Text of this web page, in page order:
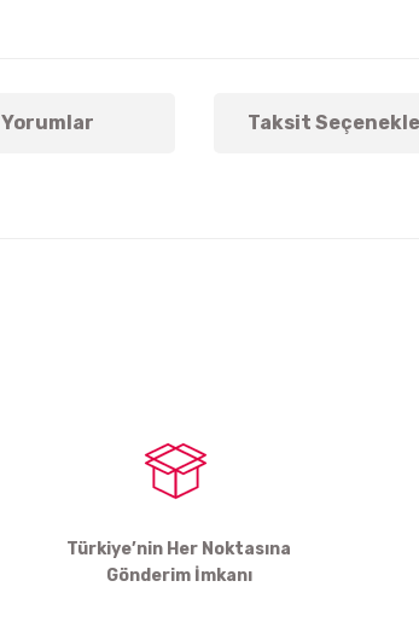
Yorumlar Taksit
Türkiye’nin Her Noktasına
Gönderim İmkanı